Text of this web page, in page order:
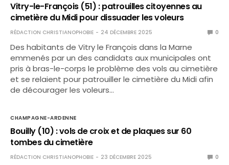
Vitry-le-François (51) : patrouilles citoyennes au
cimetière du Midi pour dissuader les voleurs
RÉDACTION CHRISTIANOPHOBIE 24 DÉCEMBRE 2025 0
Des habitants de Vitry le François dans la Marne
emmenés par un des candidats aux municipales ont
pris à bras-le-corps le problème des vols au cimetière
et se relaient pour patrouiller le cimetière du Midi afin
de décourager les voleurs…
CHAMPAGNE-ARDENNE
Bouilly (10) : vols de croix et de plaques sur 60
tombes du cimetière
RÉDACTION CHRISTIANOPHOBIE 23 DÉCEMBRE 2025 0